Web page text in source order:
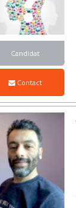
Candidat
Contact